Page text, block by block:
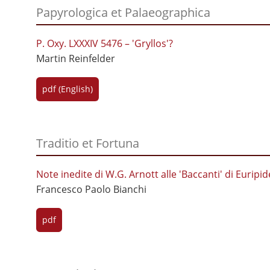
Papyrologica et Palaeographica
P. Oxy. LXXXIV 5476 – 'Gryllos'?
Martin Reinfelder
pdf (English)
Traditio et Fortuna
Note inedite di W.G. Arnott alle 'Baccanti' di
Francesco Paolo Bianchi
pdf